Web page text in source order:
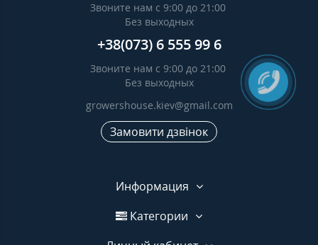
Звоните нам с 9:00 до 21:00
Без выходных
+38(073) 6 555 99 6
Звоните нам с 9:00 до 21:00
Без выходных
growershouse.kiev@gmail.com
Замовити дзвінок
Информация
Категории